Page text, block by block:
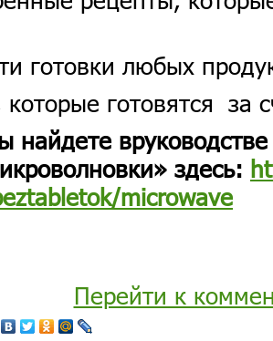
готовки любых
готовятся за
найдете
здесь:
microwave
Перейти к